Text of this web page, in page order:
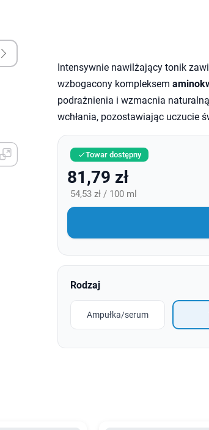
Intensywnie nawilżający tonik
wzbogacony kompleksem
podrażnienia i wzmacnia
wchłania, pozostawiając uczucie
Towar dostępny
81,79 zł
54,53 zł / 100 ml
Rodzaj
Ampułka/serum